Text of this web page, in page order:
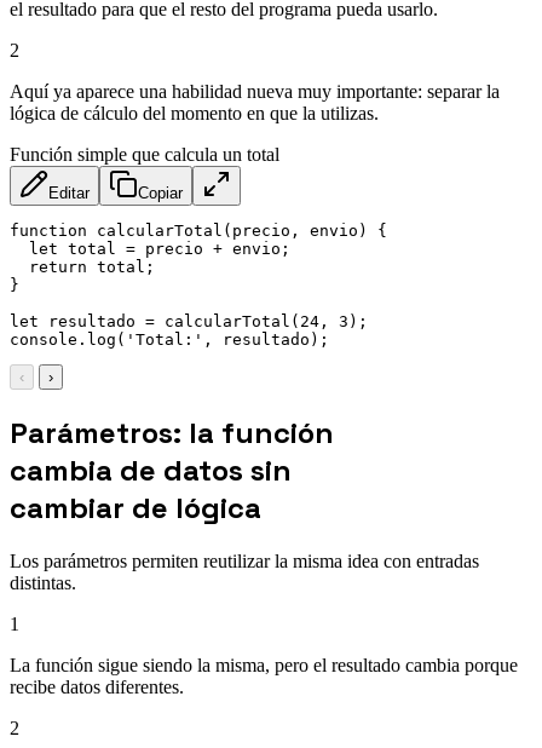
el resultado para que el resto del programa pueda usarlo.
2
Aquí ya aparece una habilidad nueva muy importante: separar la
lógica de cálculo del momento en que la utilizas.
Función simple que calcula un total
Editar Copiar
function calcularTotal ( precio , envio )
{
let total = precio + envio ;
return total ;
}
let resultado = calcularTotal ( 24 , 3 ) ;
console . log ( 'Total:' , resultado ) ;
‹ ›
Parámetros: la función
cambia de datos sin
cambiar de lógica
Los parámetros permiten reutilizar la misma idea con entradas
distintas.
1
La función sigue siendo la misma, pero el resultado cambia porque
recibe datos diferentes.
2